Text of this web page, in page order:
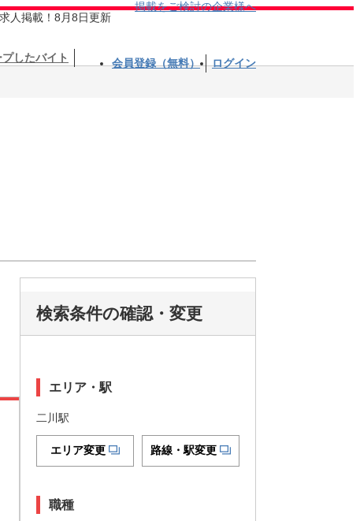
人掲載！8月8日更新
掲載をご検討の企業様へ
プしたバイト 会員登録（無料） ログイン
検索条件の確認・変更
エリア・駅
二川駅
エリア変更 路線・駅変更
職種